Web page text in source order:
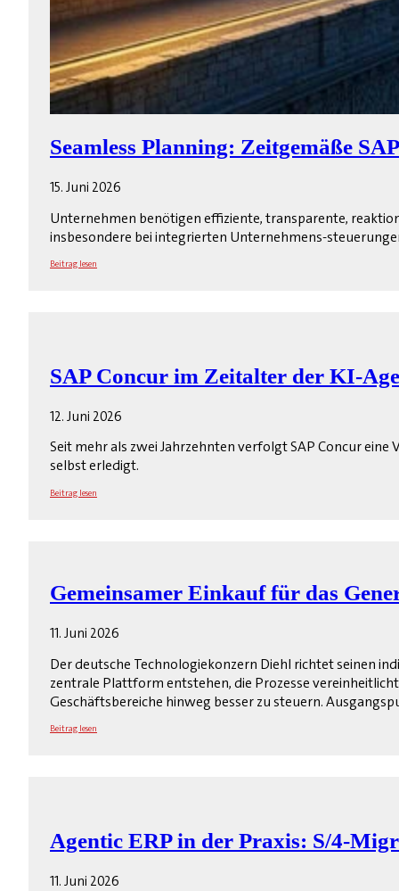
Seamless Planning: Zeitgemäße
15. Juni 2026
Unternehmen benötigen effiziente, transparente,
insbesondere bei integrierten Unternehmens-
Beitrag lesen
SAP Concur im Zeitalter der KI-
12. Juni 2026
Seit mehr als zwei Jahrzehnten verfolgt SAP Concur
selbst erledigt.
Beitrag lesen
Gemeinsamer Einkauf für das
11. Juni 2026
Der deutsche Technologiekonzern Diehl richtet seinen
zentrale Plattform entstehen, die Prozesse
Geschäftsbereiche hinweg besser zu steuern.
Beitrag lesen
Agentic ERP in der Praxis: S/4-
11. Juni 2026